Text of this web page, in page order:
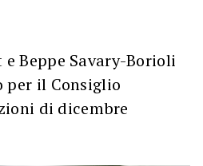
Beppe Savary-Borioli
per il Consiglio
di dicembre